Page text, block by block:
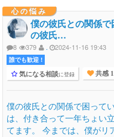
心の悩み
僕の彼氏との関係
の彼氏…
8 379 . 2024-11-16 19:43
誰でも歓迎 !
気になる相談に登録 共感
僕の彼氏との関係で困って
は、付き合って一年ちょい
てます。 今までは、僕がリ